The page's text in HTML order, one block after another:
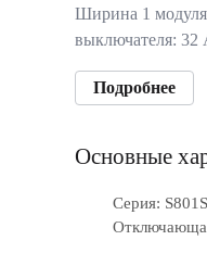
Ширина 1
выключателя:
Подробнее
Основные
Серия: S801S